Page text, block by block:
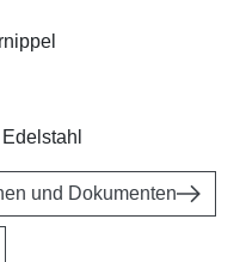
und Dokumenten